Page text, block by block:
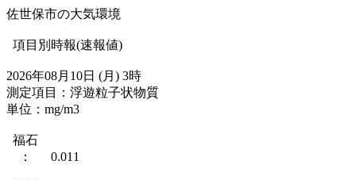
佐世保市の大気環境
項目別時報(速報値)
2026年08月10日 (月) 3時
測定項目：浮遊粒子状物質
単位：mg/m3
福石
： 0.011